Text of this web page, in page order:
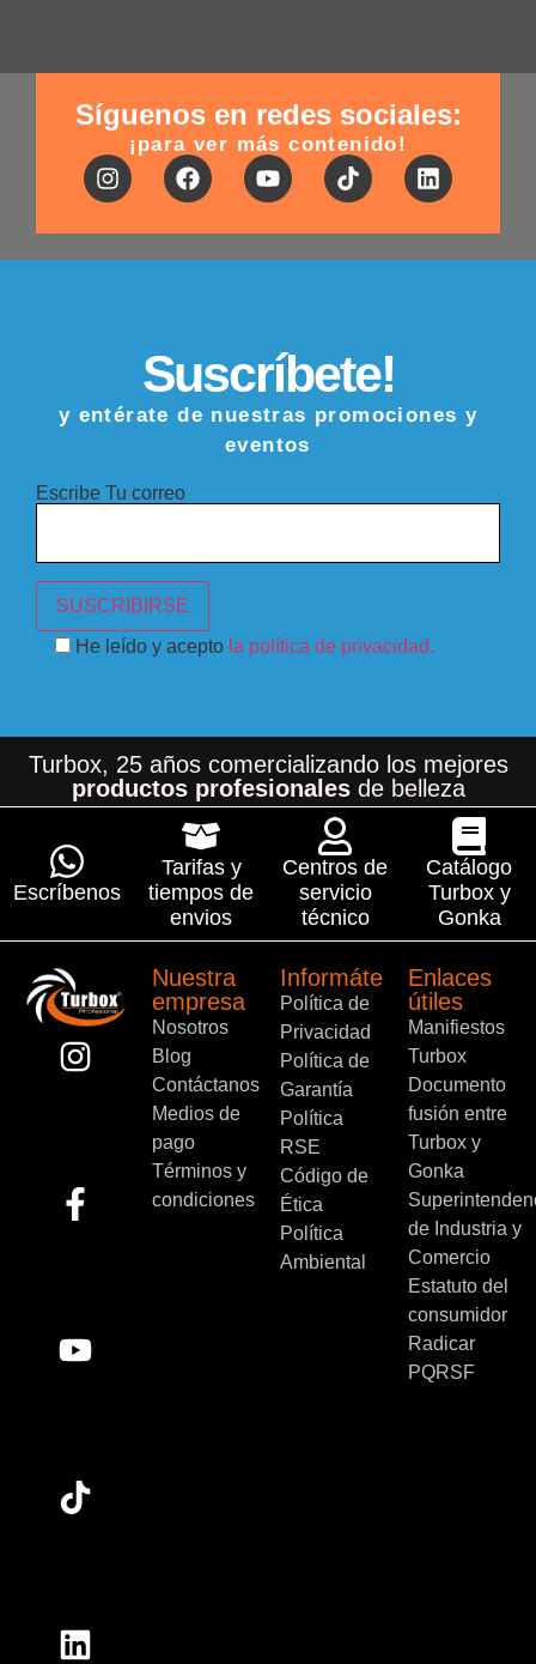
Síguenos en redes sociales:
¡para ver más contenido!
Suscríbete!
y entérate de nuestras promociones y
eventos
Escribe Tu correo
He leído y acepto la política de privacidad.
Turbox, 25 años comercializando los mejores
productos profesionalesde belleza
Escríbenos
Tarifas y
tiempos de
envios
Centros de
servicio
técnico
Catálogo
Turbox y
Gonka
Nuestra
empresa
Nosotros
Blog
Contáctanos
Medios de
pago
Términos y
condiciones
Informáte
Política de
Privacidad
Política de
Garantía
Política
RSE
Código de
Ética
Política
Ambiental
Enlaces
útiles
Manifiestos
Turbox
Documento
fusión entre
Turbox y
Gonka
de Industria y
Comercio
Estatuto del
consumidor
Radicar
PQRSF